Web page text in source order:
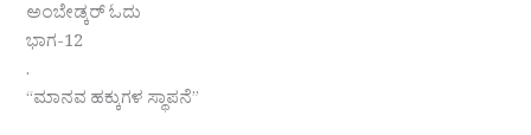
ಅಂಬೇಡ್ಕರ್ ಓದು
ಭಾಗ-12
.
“ಮಾನವ ಹಕ್ಕುಗಳ ಸ್ಥಾಪನೆ”